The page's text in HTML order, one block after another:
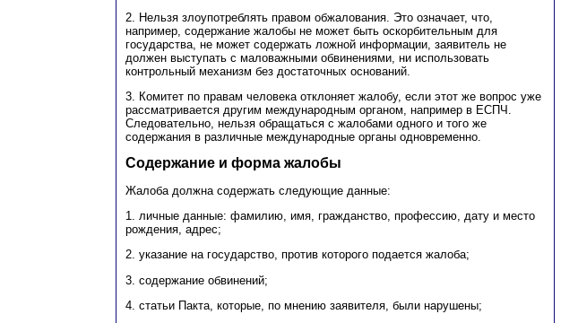
2. Нельзя злоупотреблять правом обжалования. Это означает, что,
например, содержание жалобы не может быть оскорбительным для
государства, не может содержать ложной информации, заявитель не
должен выступать с маловажными обвинениями, ни использовать
контрольный механизм без достаточных оснований.
3. Комитет по правам человека отклоняет жалобу, если этот же вопрос уже
рассматривается другим международным органом, например в ЕСПЧ.
Следовательно, нельзя обращаться с жалобами одного и того же
содержания в различные международные органы одновременно.
Содержание и форма жалобы
Жалоба должна содержать следующие данные:
1. личные данные: фамилию, имя, гражданство, профессию, дату и место
рождения, адрес;
2. указание на государство, против которого подается жалоба;
3. содержание обвинений;
4. статьи Пакта, которые, по мнению заявителя, были нарушены;